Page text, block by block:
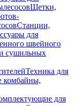
Щетки,
Станции,
для
швейного
сушильных
Техника для
комбайны,
для